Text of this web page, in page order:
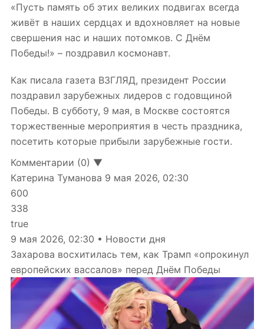
«Пусть память об этих великих подвигах всегда
живёт в наших сердцах и вдохновляет на новые
свершения нас и наших потомков. С Днём
Победы!» – поздравил космонавт.
Как писала газета ВЗГЛЯД, президент России
поздравил зарубежных лидеров с годовщиной
Победы. В субботу, 9 мая, в Москве состоятся
торжественные мероприятия в честь праздника,
посетить которые прибыли зарубежные гости.
Комментарии (0) ▼
Катерина Туманова 9 мая 2026, 02:30
600
338
true
9 мая 2026, 02:30 • Новости дня
Захарова восхитилась тем, как Трамп «опрокинул
европейских вассалов» перед Днём Победы